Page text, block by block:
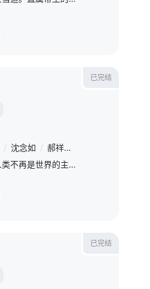
黎筱濛 王凯
已完结
/ 沈念如 / 郝祥海
因经历过核冬天，在这里人类不再是世界的主宰，物种变异、生存资源稀缺，面对无法预测的未来和环境，危机迭出。人类为了保护自己建造了一座座壁垒，但也有很多人没有进入壁垒生活，在荒野打猎为生。主人公任小粟和弟
已完结